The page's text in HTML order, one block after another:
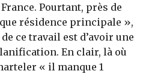
Pourtant, près de
résidence principale »,
ce travail est d’avoir une
En clair, là où
« il manque 1